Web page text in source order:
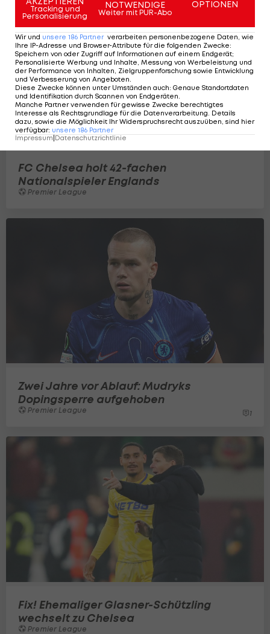
FC Chelsea holt 42-fachen
Nationalspieler Englands
Premier League
Zwei Jahre vor Ablauf: Mudryks
Dopingsperre aufgehoben
Premier League 1
Fix! Ehemaliger Glasner-Schützling
wechselt zu Chelsea
Premier League
Tracking und
Personalisierung
NOTWENDIGE
Weiter mit PUR-Abo
OPTIONEN
Wir und unsere 186 Partner verarbeiten personenbezogene Daten, wie
Ihre IP-Adresse und Browser-Attribute für die folgenden Zwecke:
Speichern von oder Zugriff auf Informationen auf einem Endgerät;
Personalisierte Werbung und Inhalte, Messung von Werbeleistung und
der Performance von Inhalten, Zielgruppenforschung sowie Entwicklung
und Verbesserung von Angeboten.
Diese Zwecke können unter Umständen auch: Genaue Standortdaten
und Identifikation durch Scannen von Endgeräten.
Manche Partner verwenden für gewisse Zwecke berechtigtes
Interesse als Rechtsgrundlage für die Datenverarbeitung. Details
dazu, sowie die Möglichkeit Ihr Widerspruchsrecht auszuüben, sind hier
verfügbar: unsere 186 Partner
Impressum Datenschutzrichtlinie